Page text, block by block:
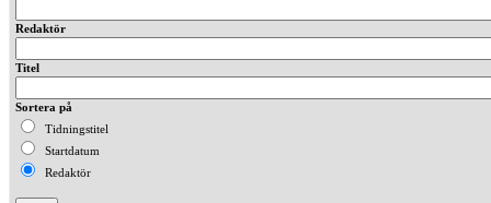
Redaktör
Titel
Sortera på
Tidningstitel
Startdatum
Redaktör